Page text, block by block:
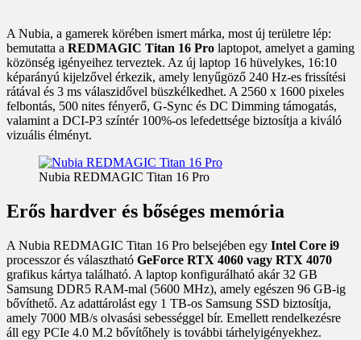
A Nubia, a gamerek körében ismert márka, most új területre lép:
bemutatta a REDMAGIC Titan 16 Pro laptopot, amelyet a gaming
közönség igényeihez terveztek. Az új laptop 16 hüvelykes, 16:10
képarányú kijelzővel érkezik, amely lenyűgöző 240 Hz-es frissítési
rátával és 3 ms válaszidővel büszkélkedhet. A 2560 x 1600 pixeles
felbontás, 500 nites fényerő, G-Sync és DC Dimming támogatás,
valamint a DCI-P3 színtér 100%-os lefedettsége biztosítja a kiváló
vizuális élményt.
Nubia REDMAGIC Titan 16 Pro
Erős hardver és bőséges memória
A Nubia REDMAGIC Titan 16 Pro belsejében egy Intel Core i9
processzor és választható GeForce RTX 4060 vagy RTX 4070
grafikus kártya található. A laptop konfigurálható akár 32 GB
Samsung DDR5 RAM-mal (5600 MHz), amely egészen 96 GB-ig
bővíthető. Az adattárolást egy 1 TB-os Samsung SSD biztosítja,
amely 7000 MB/s olvasási sebességgel bír. Emellett rendelkezésre
áll egy PCIe 4.0 M.2 bővítőhely is további tárhelyigényekhez.